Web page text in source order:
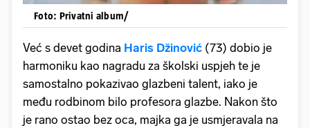
Foto: Privatni album/
Već s devet godina Haris Džinović (73) dobio je
harmoniku kao nagradu za školski uspjeh te je
samostalno pokazivao glazbeni talent, iako je
među rodbinom bilo profesora glazbe. Nakon što
je rano ostao bez oca, majka ga je usmjeravala na